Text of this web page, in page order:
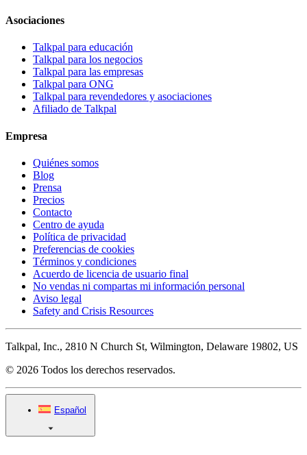
Asociaciones
Talkpal para educación
Talkpal para los negocios
Talkpal para las empresas
Talkpal para ONG
Talkpal para revendedores y asociaciones
Afiliado de Talkpal
Empresa
Quiénes somos
Blog
Prensa
Precios
Contacto
Centro de ayuda
Política de privacidad
Preferencias de cookies
Términos y condiciones
Acuerdo de licencia de usuario final
No vendas ni compartas mi información personal
Aviso legal
Safety and Crisis Resources
Talkpal, Inc., 2810 N Church St, Wilmington, Delaware 19802, US
© 2026 Todos los derechos reservados.
Español